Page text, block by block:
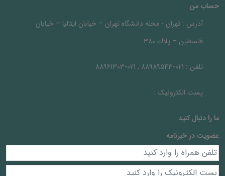
حساب من
آدرس : تهران - محله دانشگاه تهران – خيابان ايتاليا – خيابان
فلسطين – پلاك 380
تلفن : 021-88989543 , 021-88961303
پست الکترونیک :
ما را دنبال کنيد
عضویت در خبرنامه